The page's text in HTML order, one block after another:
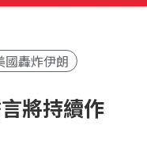
國轟炸伊朗
將持續作